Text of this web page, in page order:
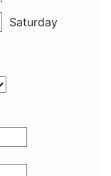
Saturday